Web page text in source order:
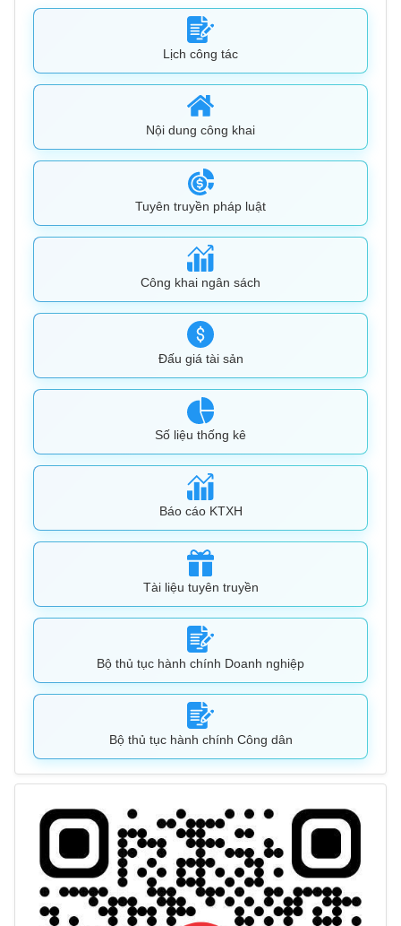
Lịch công tác
Nội dung công khai
Tuyên truyền pháp luật
Công khai ngân sách
Đấu giá tài sản
Số liệu thống kê
Báo cáo KTXH
Tài liệu tuyên truyền
Bộ thủ tục hành chính Doanh nghiệp
Bộ thủ tục hành chính Công dân